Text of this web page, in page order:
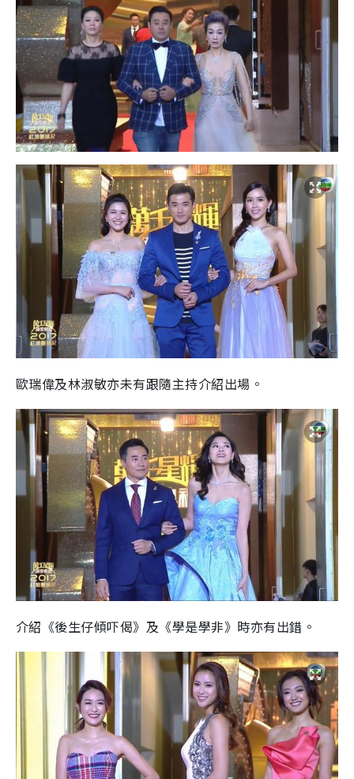
歐瑞偉及林淑敏亦未有跟隨主持介紹出場。
介紹《後生仔傾吓偈》及《學是學非》時亦有出錯。